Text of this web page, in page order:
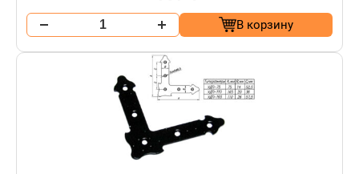
В корзину